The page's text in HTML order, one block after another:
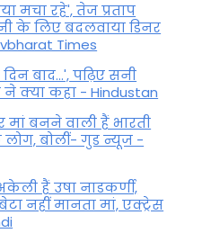
मचा रहे', तेज प्रताप
के लिए बदलवाया डिनर
Times
बाद...', पढ़िए सनी
क्या कहा - Hindustan
मां बनने वाली हैं भारती
बोलीं- गुड न्यूज -
हैं उषा नाडकर्णी,
नहीं मानता मां, एक्ट्रेस